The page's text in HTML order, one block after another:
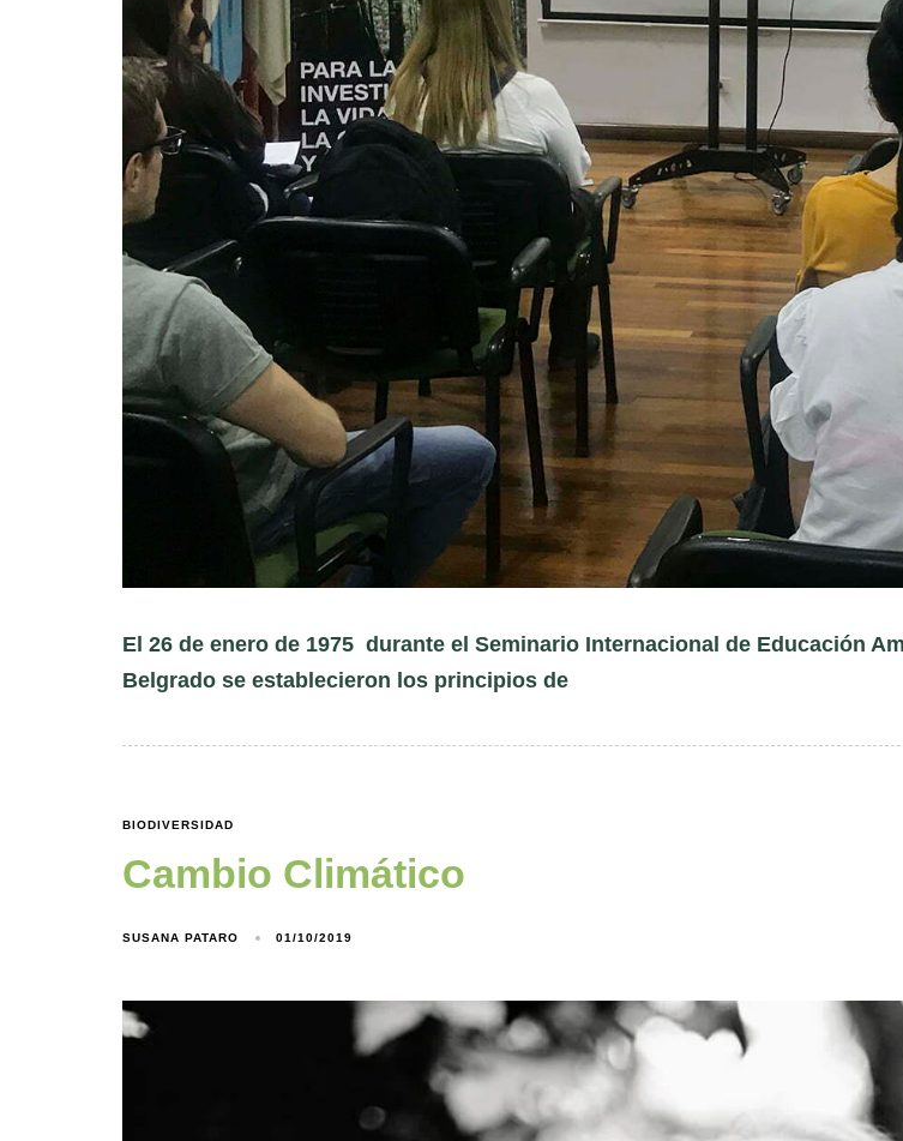
El 26 de enero de 1975 durante el Seminario Internacional de Educación
Belgrado se establecieron los principios de
BIODIVERSIDAD
Cambio Climático
SUSANA PATARO 01/10/2019